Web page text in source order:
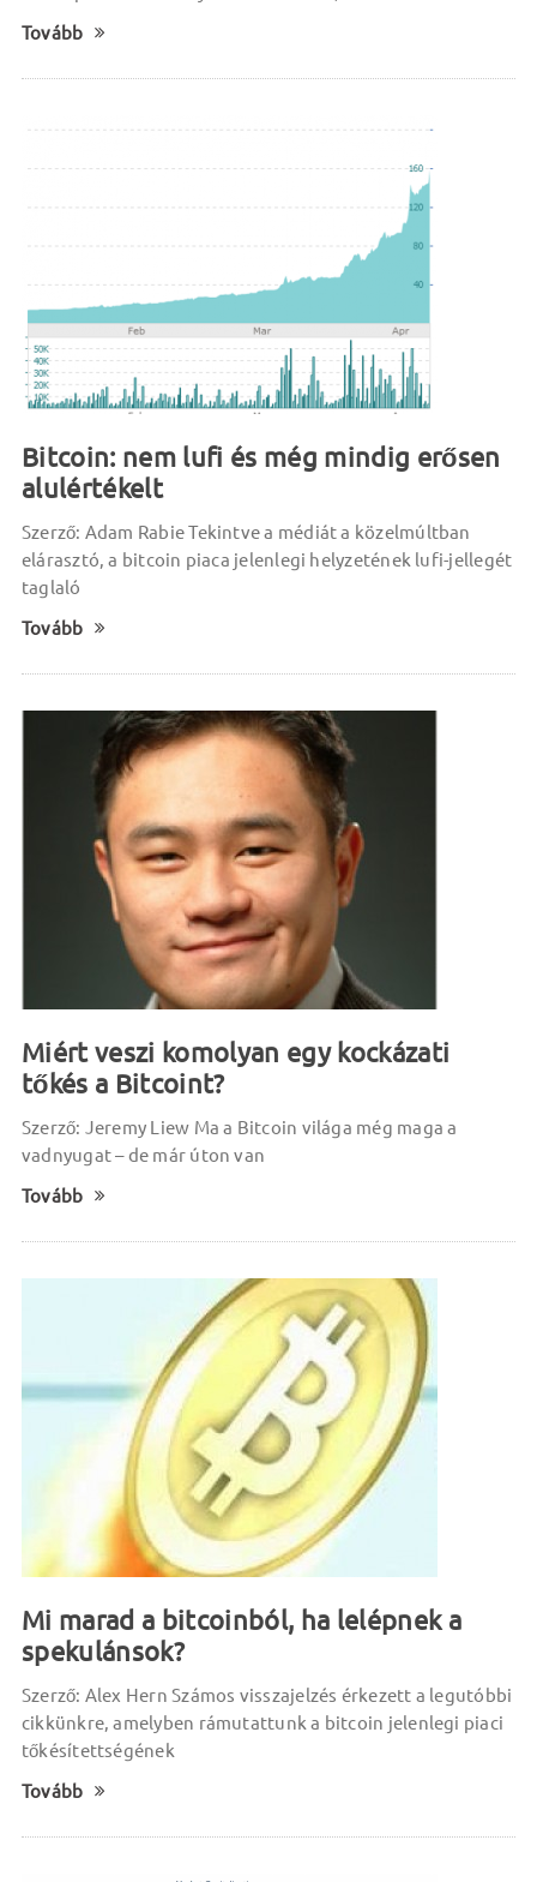
Tovább
Bitcoin: nem lufi és még mindig erősen
alulértékelt
Szerző: Adam Rabie Tekintve a médiát a közelmúltban
elárasztó, a bitcoin piaca jelenlegi helyzetének lufi-jellegét
taglaló
Tovább
Miért veszi komolyan egy kockázati
tőkés a Bitcoint?
Szerző: Jeremy Liew Ma a Bitcoin világa még maga a
vadnyugat – de már úton van
Tovább
Mi marad a bitcoinból, ha lelépnek a
spekulánsok?
Szerző: Alex Hern Számos visszajelzés érkezett a legutóbbi
cikkünkre, amelyben rámutattunk a bitcoin jelenlegi piaci
tőkésítettségének
Tovább